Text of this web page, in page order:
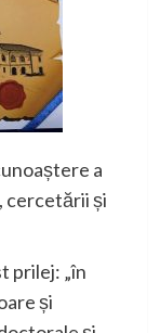
a
cercetării și
prilej: „în
și